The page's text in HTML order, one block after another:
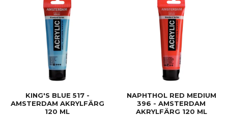
KING'S BLUE 517 -
AMSTERDAM AKRYLFÄRG
120 ML
NAPHTHOL RED MEDIUM
396 - AMSTERDAM
AKRYLFÄRG 120 ML